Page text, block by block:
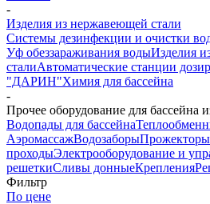
-
Изделия из нержавеющей стали
Системы дезинфекции и очистки
Уф обеззараживания водыИзделия
сталиАвтоматические станции
"ДАРИН"Химия для бассейна
-
Прочее оборудование для бассейна
Водопады для бассейна
АэромассажВодозаборыПрожекторы
проходыЭлектрооборудование и
решеткиСливы донныеКрепления
Фильтр
По цене